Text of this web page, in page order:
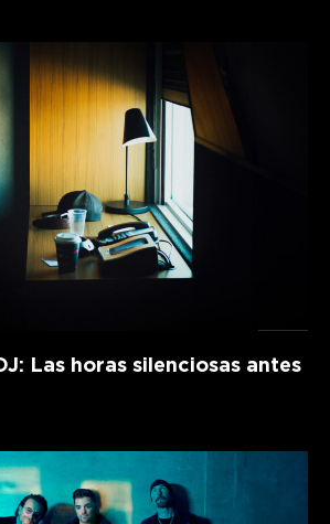
Las horas silenciosas antes